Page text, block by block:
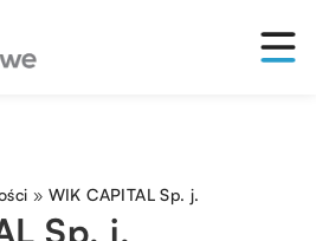
» WIK CAPITAL Sp. j.
Sp. j.